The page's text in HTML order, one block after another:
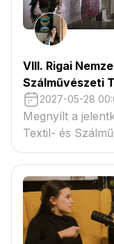
VIII. Rigai
Szálművészeti
2027-05-28
Megnyílt a
Textil- és